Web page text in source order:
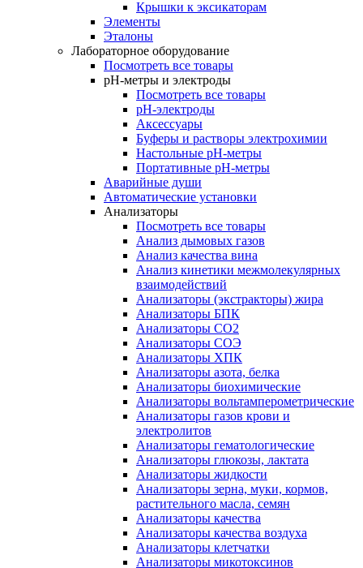
Крышки к эксикаторам
Элементы
Эталоны
Лабораторное оборудование
Посмотреть все товары
pH-метры и электроды
Посмотреть все товары
pH-электроды
Аксессуары
Буферы и растворы электрохимии
Настольные рН-метры
Портативные рН-метры
Аварийные души
Автоматические установки
Анализаторы
Посмотреть все товары
Анализ дымовых газов
Анализ качества вина
Анализ кинетики межмолекулярных
взаимодействий
Анализаторы (экстракторы) жира
Анализаторы БПК
Анализаторы СО2
Анализаторы СОЭ
Анализаторы ХПК
Анализаторы азота, белка
Анализаторы биохимические
Анализаторы вольтамперометрические
Анализаторы газов крови и
электролитов
Анализаторы гематологические
Анализаторы глюкозы, лактата
Анализаторы жидкости
Анализаторы зерна, муки, кормов,
растительного масла, семян
Анализаторы качества
Анализаторы качества воздуха
Анализаторы клетчатки
Анализаторы микотоксинов